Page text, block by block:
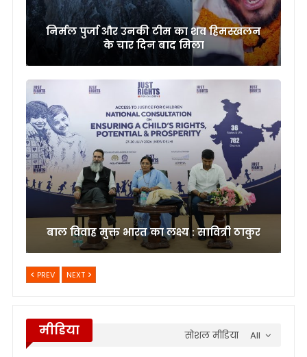
निर्मल पुर्जा और उनकी टीम का शव हिमस्खलन
के चार दिन बाद मिला
बाल विवाह मुक्त भारत का लक्ष्य : सावित्री ठाकुर
PREV NEXT
All
मीडिया सोशल मीडिया